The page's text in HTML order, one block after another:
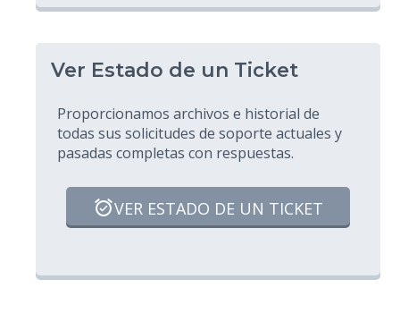
Ver Estado de un Ticket
Proporcionamos archivos e historial de
todas sus solicitudes de soporte actuales y
pasadas completas con respuestas.
VER ESTADO DE UN TICKET